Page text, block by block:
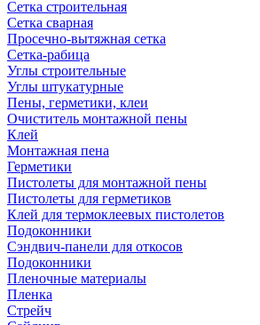
Сетка строительная
Сетка сварная
Просечно-вытяжная сетка
Сетка-рабица
Углы строительные
Углы штукатурные
Пены, герметики, клеи
Очиститель монтажной пены
Клей
Монтажная пена
Герметики
Пистолеты для монтажной пены
Пистолеты для герметиков
Клей для термоклеевых пистолетов
Подоконники
Сэндвич-панели для откосов
Подоконники
Пленочные материалы
Пленка
Стрейч